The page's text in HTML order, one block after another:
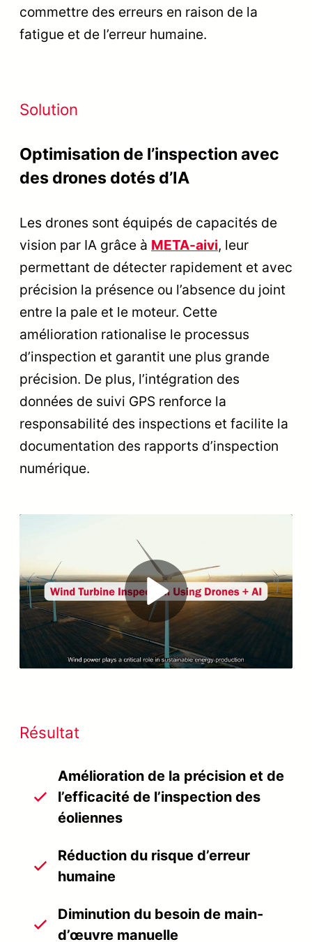
commettre des erreurs en raison de la
fatigue et de l’erreur humaine.
Solution
Optimisation de l’inspection avec
des drones dotés d’IA
Les drones sont équipés de capacités de
vision par IA grâce à META-aivi, leur
permettant de détecter rapidement et avec
précision la présence ou l’absence du joint
entre la pale et le moteur. Cette
amélioration rationalise le processus
d’inspection et garantit une plus grande
précision. De plus, l’intégration des
données de suivi GPS renforce la
responsabilité des inspections et facilite la
documentation des rapports d’inspection
numérique.
Play
Video
Résultat
Amélioration de la précision et de
l’efficacité de l’inspection des
éoliennes
Réduction du risque d’erreur
humaine
Diminution du besoin de main-
d’œuvre manuelle